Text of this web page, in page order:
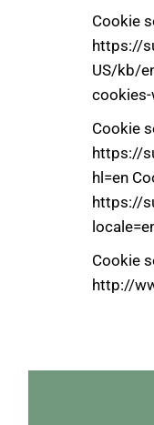
Cookie
https://
US/kb/
Cookie
https://
hl=en
https://
Cookie
http://